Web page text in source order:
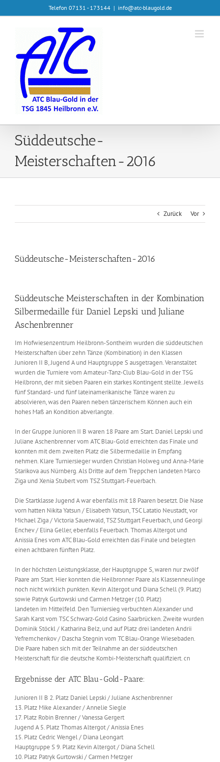
Inhalt
Telefon 07131 - 173144 | info@atc-blaugold.de
Süddeutsche-
Meisterschaften-2016
Zurück Vor
Süddeutsche-Meisterschaften-2016
Süddeutsche Meisterschaften in der Kombination
Silbermedaille für Daniel Lepski und Juliane
Aschenbrenner
Im Hofwiesenzentrum Heilbronn-Sontheim wurden die süddeutschen
Meisterschaften über zehn Tänze (Kombination) in den Klassen
Junioren II B, Jugend A und Hauptgruppe S ausgetragen. Veranstaltet
wurden die Turniere vom Amateur-Tanz-Club Blau-Gold in der TSG
Heilbronn, der mit sieben Paaren ein starkes Kontingent stellte. Jeweils
fünf Standard- und fünf lateinamerikanische Tänze waren zu
absolvieren, was den Paaren neben tänzerischem Können auch ein
hohes Maß an Kondition abverlangte.
In der Gruppe Junioren II B waren 18 Paare am Start. Daniel Lepski und
Juliane Aschenbrenner vom ATC Blau-Gold erreichten das Finale und
konnten mit dem zweiten Platz die Silbermedaille in Empfang
nehmen. Klare Turniersieger wurden Christian Holweg und Anna-Marie
Starikova aus Nürnberg. Als Dritte auf dem Treppchen landeten Marco
Ziga und Xenia Stubert vom TSZ Stuttgart-Feuerbach.
Die Startklasse Jugend A war ebenfalls mit 18 Paaren besetzt. Die Nase
vorn hatten Nikita Yatsun / Elisabeth Yatsun, TSC Latatio Neustadt, vor
Michael Ziga / Victoria Sauerwald, TSZ Stuttgart Feuerbach, und Georgi
Enchev / Elina Geller, ebenfalls Feuerbach. Thomas Altergot und
Anissia Enes vom ATC Blau-Gold erreichten das Finale und belegten
einen achtbaren fünften Platz.
In der höchsten Leistungsklasse, der Hauptgruppe S, waren nur zwölf
Paare am Start. Hier konnten die Heilbronner Paare als Klassenneulinge
noch nicht wirklich punkten. Kevin Altergot und Diana Schell (9. Platz)
sowie Patryk Gurtowski und Carmen Metzger (10. Platz)
landeten im Mittelfeld. Den Turniersieg verbuchten Alexander und
Sarah Karst vom TSC Schwarz-Gold Casino Saarbrücken. Zweite wurden
Dominik Stöckl / Katharina Belz, und auf Platz drei landeten Andrii
Yefremchenkov / Dascha Stegnin vom TC Blau-Orange Wiesebaden.
Die Paare haben sich mit der Teilnahme an der süddeutschen
Meisterschaft für die deutsche Kombi-Meisterschaft qualifiziert. cn
Ergebnisse der ATC Blau-Gold-Paare:
Junioren II B 2. Platz Daniel Lepski / Juliane Aschenbrenner
13. Platz Mike Alexander / Annelie Siegle
17. Platz Robin Brenner / Vanessa Gergert
Jugend A 5. Platz Thomas Altergot / Anissia Enes
15. Platz Cedric Wengel / Diana Leongart
Hauptgruppe S 9. Platz Kevin Altergot / Diana Schell
10. Platz Patryk Gurtowski / Carmen Metzger